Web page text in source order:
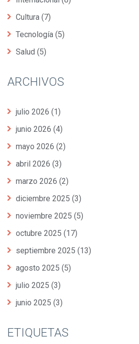
Cultura (7)
Tecnología (5)
Salud (5)
ARCHIVOS
julio 2026 (1)
junio 2026 (4)
mayo 2026 (2)
abril 2026 (3)
marzo 2026 (2)
diciembre 2025 (3)
noviembre 2025 (5)
octubre 2025 (17)
septiembre 2025 (13)
agosto 2025 (5)
julio 2025 (3)
junio 2025 (3)
ETIQUETAS